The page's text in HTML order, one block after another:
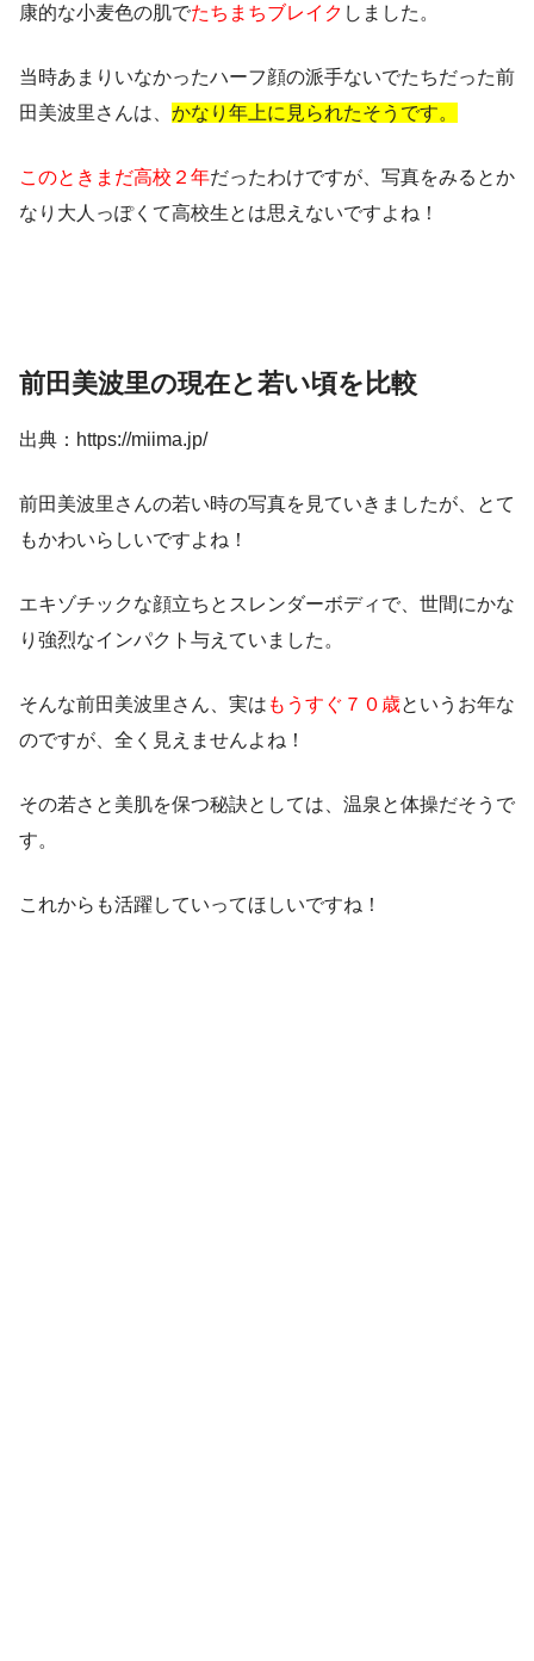
康的な小麦色の肌でたちまちブレイク しました。
当時あまりいなかったハーフ顔の派手ないでたちだった前
田美波里さんは、 かなり年上に見られたそうです。
このときまだ高校２年だったわけですが、写真をみるとか
なり大人っぽくて高校生とは思えないですよね！
前田美波里の現在と若い頃を比較
出典：https://miima.jp/
前田美波里さんの若い時の写真を見ていきましたが、とて
もかわいらしいですよね！
エキゾチックな顔立ちとスレンダーボディで、世間にかな
り強烈なインパクト与えていました。
そんな前田美波里さん、実は もうすぐ７０歳というお年な
のですが、全く見えませんよね！
その若さと美肌を保つ秘訣としては、温泉と体操だそうで
す。
これからも活躍していってほしいですね！